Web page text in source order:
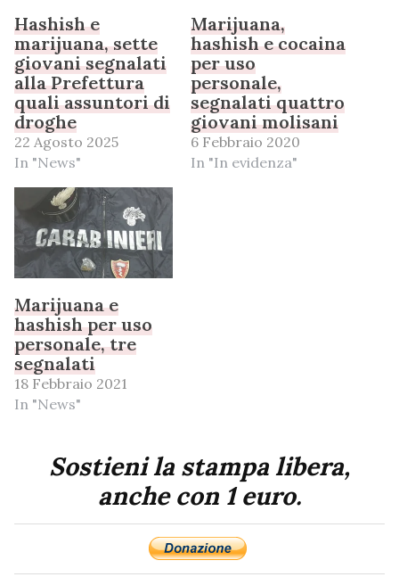
Hashish e
marijuana, sette
giovani segnalati
alla Prefettura
quali assuntori di
droghe
22 Agosto 2025
In "News"
Marijuana,
hashish e cocaina
per uso
personale,
segnalati quattro
giovani molisani
6 Febbraio 2020
In "In evidenza"
Marijuana e
hashish per uso
personale, tre
segnalati
18 Febbraio 2021
In "News"
Sostieni la stampa libera,
anche con 1 euro.